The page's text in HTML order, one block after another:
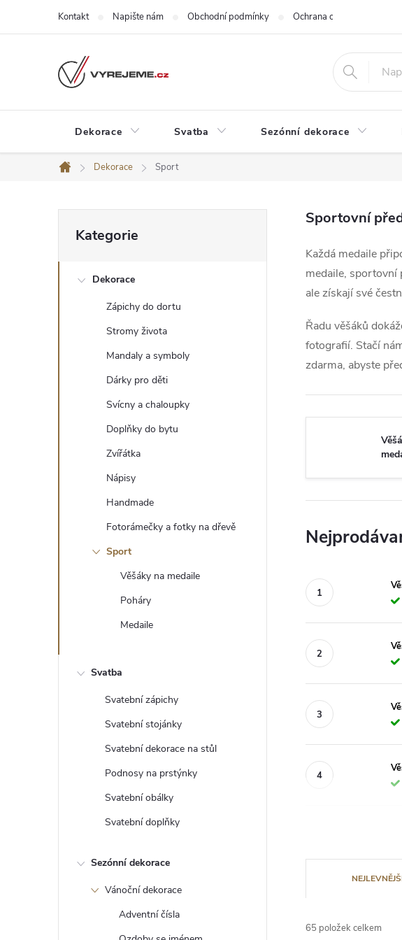
Kontakt Napište nám Obchodní podmínky Ochrana osobních údajů
Dekorace Svatba Sezónní dekorace
Domů
Dekorace Sport
o
e
kategorie
Kategorie
Dekorace
Zápichy do dortu
Stromy života
Mandaly a symboly
Dárky pro děti
Svícny a chaloupky
Doplňky do bytu
Zvířátka
Nápisy
Handmade
Fotorámečky a fotky na dřevě
Sport
Věšáky na medaile
Poháry
Medaile
Svatba
Svatební zápichy
Svatební stojánky
Svatební dekorace na stůl
Podnosy na prstýnky
Svatební obálky
Svatební doplňky
Sezónní dekorace
Vánoční dekorace
Adventní čísla
Sportovní
Každá medaile
medaile, sportovní
ale získají své
Řadu věšáků
fotografií. Stačí
zdarma, abyste
a65 položek celkem